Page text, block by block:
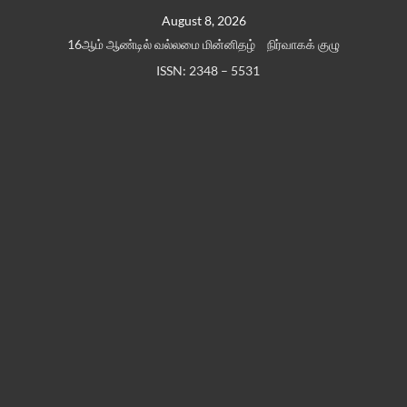
August 8, 2026
16ஆம் ஆண்டில் வல்லமை மின்னிதழ்
நிர்வாகக் குழு
ISSN: 2348 – 5531